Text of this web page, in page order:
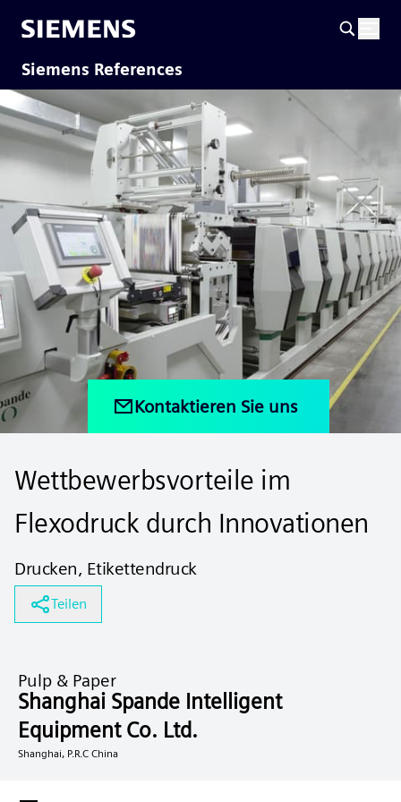
Siemens References
Kontaktieren Sie uns
Wettbewerbsvorteile im
Flexodruck durch Innovationen
Drucken, Etikettendruck
Teilen
Pulp & Paper
Shanghai Spande Intelligent
Equipment Co. Ltd.
Shanghai, P.R.C China